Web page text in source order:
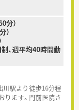
分）
）
、週平均40時間勤
川駅より徒歩16分程
ります。門前医院さ